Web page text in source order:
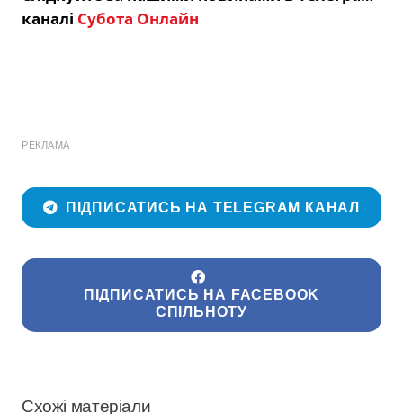
каналі Субота Онлайн
РЕКЛАМА
ПІДПИСАТИСЬ НА TELEGRAM КАНАЛ
ПІДПИСАТИСЬ НА FACEBOOK
СПІЛЬНОТУ
Схожі матеріали